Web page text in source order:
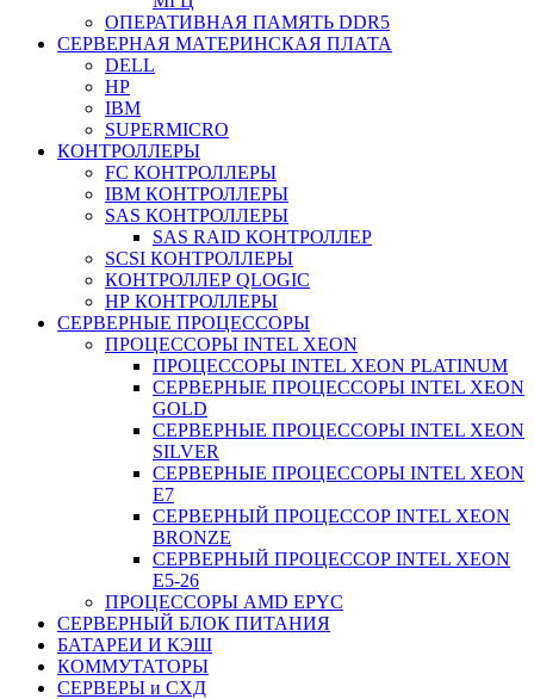
ОПЕРАТИВНАЯ ПАМЯТЬ DDR5
СЕРВЕРНАЯ МАТЕРИНСКАЯ ПЛАТА
DELL
HP
IBM
SUPERMICRO
КОНТРОЛЛЕРЫ
FC КОНТРОЛЛЕРЫ
IBM КОНТРОЛЛЕРЫ
SAS КОНТРОЛЛЕРЫ
SAS RAID КОНТРОЛЛЕР
SCSI КОНТРОЛЛЕРЫ
КОНТРОЛЛЕР QLOGIC
НР КОНТРОЛЛЕРЫ
СЕРВЕРНЫЕ ПРОЦЕССОРЫ
ПРОЦЕССОРЫ INTEL XEON
ПРОЦЕССОРЫ INTEL XEON PLATINUM
СЕРВЕРНЫЕ ПРОЦЕССОРЫ INTEL XEON
GOLD
СЕРВЕРНЫЕ ПРОЦЕССОРЫ INTEL XEON
SILVER
СЕРВЕРНЫЕ ПРОЦЕССОРЫ INTEL XEON
Е7
СЕРВЕРНЫЙ ПРОЦЕССОР INTEL XEON
BRONZE
СЕРВЕРНЫЙ ПРОЦЕССОР INTEL XEON
Е5-26
ПРОЦЕССОРЫ AMD EPYC
СЕРВЕРНЫЙ БЛОК ПИТАНИЯ
БАТАРЕИ И КЭШ
КОММУТАТОРЫ
СЕРВЕРЫ и СХД